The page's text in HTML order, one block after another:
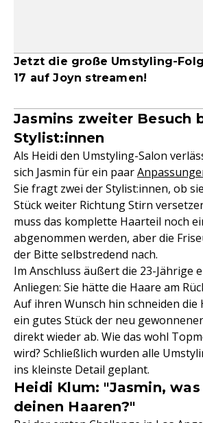
Jetzt die große Umstyling-
17 auf Joyn streamen!
Jasmins zweiter Besuch
Stylist:innen
Als Heidi den Umstyling-Salon
sich Jasmin für ein paar
Sie fragt zwei der Stylist:innen, ob
Stück weiter Richtung Stirn
muss das komplette Haarteil noch
abgenommen werden, aber die
der Bitte selbstredend nach.
Im Anschluss äußert die 23-Jährige
Anliegen: Sie hätte die Haare am
Auf ihren Wunsch hin schneiden die
ein gutes Stück der neu
direkt wieder ab. Wie das wohl
wird? Schließlich wurden alle
ins kleinste Detail geplant.
Heidi Klum: "Jasmin,
deinen Haaren?"